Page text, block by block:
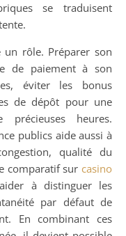
se traduisent
un rôle. Préparer son
de paiement à son
éviter les bonus
de dépôt pour une
heures.
publics aide aussi à
qualité du
comparatif sur casino
à distinguer les
par défaut de
En combinant ces